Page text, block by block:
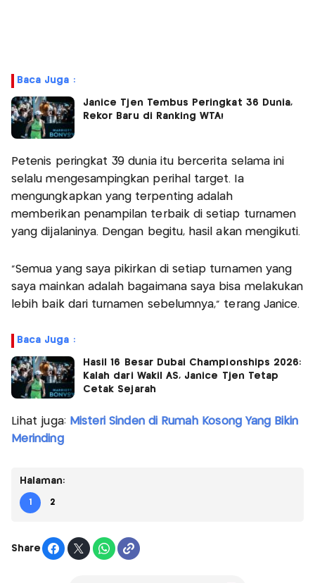
Baca Juga :
Janice Tjen Tembus Peringkat 36 Dunia,
Rekor Baru di Ranking WTA!
Petenis peringkat 39 dunia itu bercerita selama ini
selalu mengesampingkan perihal target. Ia
mengungkapkan yang terpenting adalah
memberikan penampilan terbaik di setiap turnamen
yang dijalaninya. Dengan begitu, hasil akan mengikuti.
“Semua yang saya pikirkan di setiap turnamen yang
saya mainkan adalah bagaimana saya bisa melakukan
lebih baik dari turnamen sebelumnya,” terang Janice.
Baca Juga :
Hasil 16 Besar Dubai Championships 2026:
Kalah dari Wakil AS, Janice Tjen Tetap
Cetak Sejarah
Lihat juga: Misteri Sinden di Rumah Kosong Yang Bikin
Merinding
Halaman:
1 2
Share